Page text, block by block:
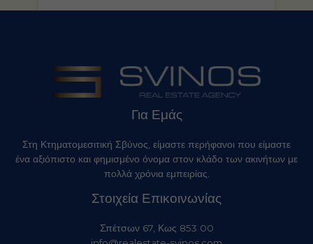
Για Εμάς
Στη Κτηματομεσιτική Σβύνος, είμαστε περήφανοι που είμαστε
ένα αξιόπιστο και φημισμένο όνομα στον κλάδο των ακινήτων με
πολλά χρόνια εμπειρίας.
Στοιχεία Επικοινωνίας
Σπέτσων 67, Κως 853 00